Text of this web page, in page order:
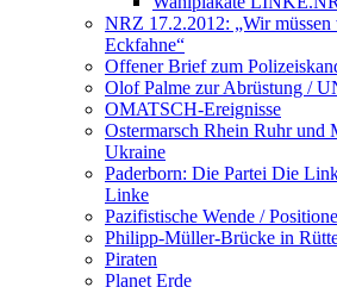
NRZ 17.2.2012: „Wir
Eckfahne“
Offener Brief zum
Olof Palme zur Abrüstung /
OMATSCH-Ereignisse
Ostermarsch Rhein Ruhr
Ukraine
Paderborn: Die Partei Die
Linke
Pazifistische Wende /
Philipp-Müller-Brücke in
Piraten
Planet Erde